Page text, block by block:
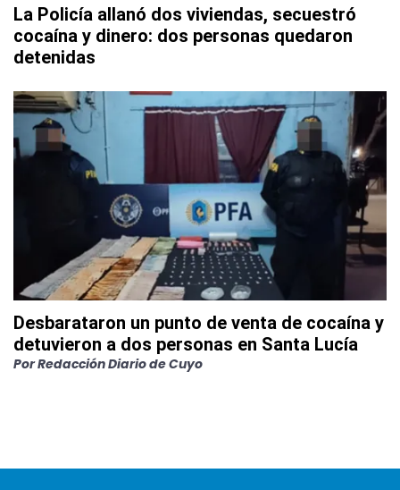
La Policía allanó dos viviendas, secuestró
cocaína y dinero: dos personas quedaron
detenidas
Desbarataron un punto de venta de cocaína y
detuvieron a dos personas en Santa Lucía
PorRedacción Diario de Cuyo